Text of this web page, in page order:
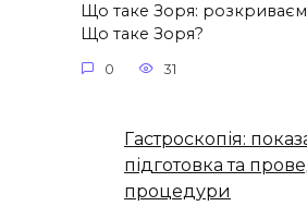
Що таке Зоря:
Що таке Зоря?
0 31
Гастроскопія:
підготовка та
процедури